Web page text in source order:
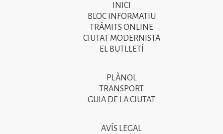
INICI
BLOC INFORMATIU
TRÀMITS ONLINE
CIUTAT MODERNISTA
EL BUTLLETÍ
PLÀNOL
TRANSPORT
GUIA DE LA CIUTAT
AVÍS LEGAL